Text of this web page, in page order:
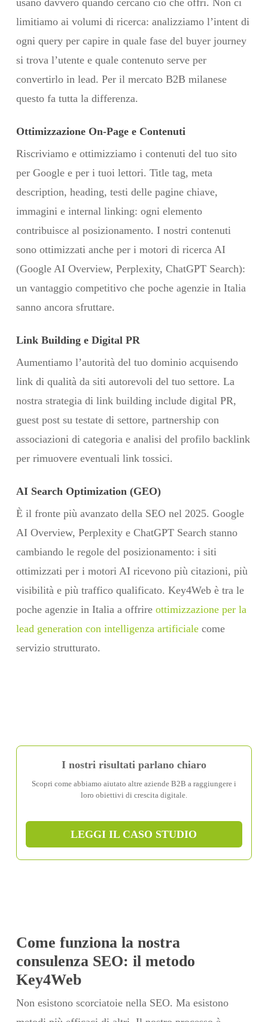
limitiamo ai volumi di ricerca: analizziamo l’intent di
ogni query per capire in quale fase del buyer journey
si trova l’utente e quale contenuto serve per
convertirlo in lead. Per il mercato B2B milanese
questo fa tutta la differenza.
Ottimizzazione On-Page e Contenuti
Riscriviamo e ottimizziamo i contenuti del tuo sito
per Google e per i tuoi lettori. Title tag, meta
description, heading, testi delle pagine chiave,
immagini e internal linking: ogni elemento
contribuisce al posizionamento. I nostri contenuti
sono ottimizzati anche per i motori di ricerca AI
(Google AI Overview, Perplexity, ChatGPT Search):
un vantaggio competitivo che poche agenzie in Italia
sanno ancora sfruttare.
Link Building e Digital PR
Aumentiamo l’autorità del tuo dominio acquisendo
link di qualità da siti autorevoli del tuo settore. La
nostra strategia di link building include digital PR,
guest post su testate di settore, partnership con
associazioni di categoria e analisi del profilo backlink
per rimuovere eventuali link tossici.
AI Search Optimization (GEO)
È il fronte più avanzato della SEO nel 2025. Google
AI Overview, Perplexity e ChatGPT Search stanno
cambiando le regole del posizionamento: i siti
ottimizzati per i motori AI ricevono più citazioni, più
visibilità e più traffico qualificato. Key4Web è tra le
poche agenzie in Italia a offrire ottimizzazione per la
lead generation con intelligenza artificialecome
servizio strutturato.
I nostri risultati parlano chiaro
Scopri come abbiamo aiutato altre aziende B2B a raggiungere i
loro obiettivi di crescita digitale.
LEGGI IL CASO STUDIO
Come funziona la nostra
consulenza SEO: il metodo
Key4Web
Non esistono scorciatoie nella SEO. Ma esistono